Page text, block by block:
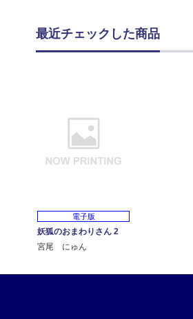
最近チェックした商品
電子版
妖狐のおまわりさん 2
宮尾 にゅん